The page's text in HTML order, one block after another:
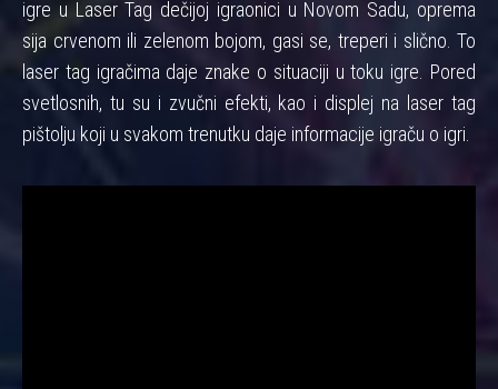
igre u Laser Tag dečijoj igraonici u Novom Sadu, oprema
sija crvenom ili zelenom bojom, gasi se, treperi i slično. To
laser tag igračima daje znake o situaciji u toku igre. Pored
svetlosnih, tu su i zvučni efekti, kao i displej na laser tag
pištolju koji u svakom trenutku daje informacije igraču o igri.